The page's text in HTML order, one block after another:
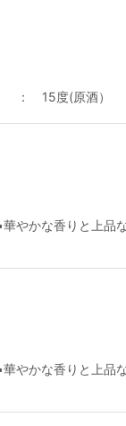
： 15度(原酒）
な香りと上品な
な香りと上品な